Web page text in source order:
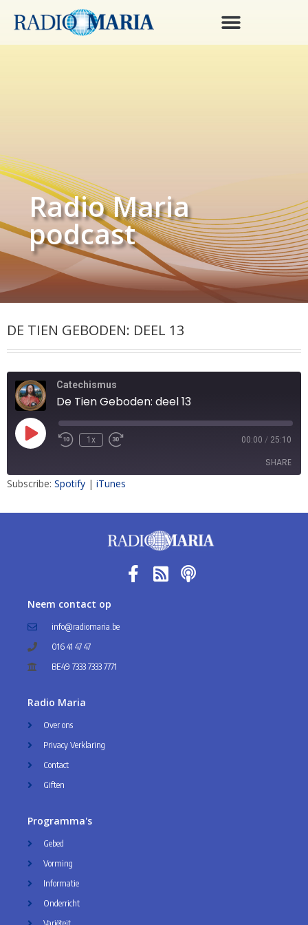
Radio Maria
podcast
DE TIEN GEBODEN: DEEL 13
Catechismus
De Tien Geboden: deel 13
1x 00:00 / 25:10
SHARE
Subscribe: Spotify | iTunes
Neem contact op
info@radiomaria.be
016 41 47 47
BE49 7333 7333 7771
Radio Maria
Over ons
Privacy Verklaring
Contact
Giften
Programma's
Gebed
Vorming
Informatie
Onderricht